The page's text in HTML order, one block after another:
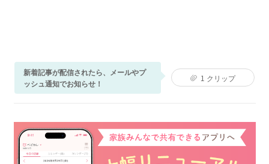
新着記事が配信されたら、メールやプ
ッシュ通知でお知らせ！
1 クリップ